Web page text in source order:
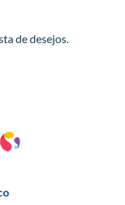
de desejos.